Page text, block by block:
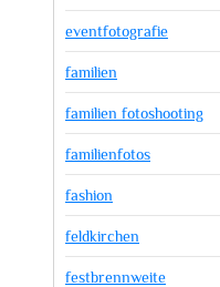
eventfotografie
familien
familien fotoshooting
familienfotos
fashion
feldkirchen
festbrennweite